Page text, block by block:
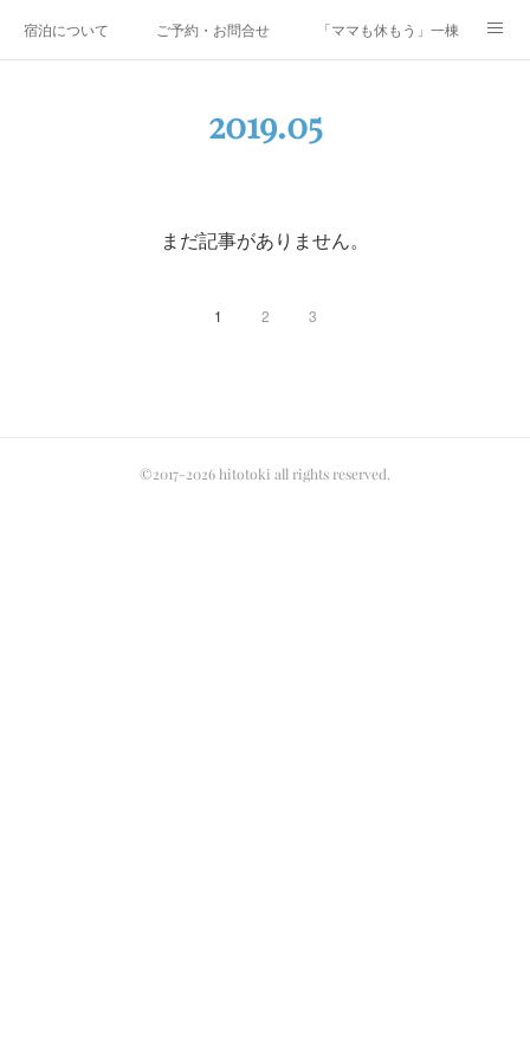
宿泊について ご予約・お問合せ 「ママも休もう」一棟貸しファ
上野尻集落のご案内
2019.05
まだ記事がありません。
1 2 3
©2017-2026 hitotoki all rights reserved.